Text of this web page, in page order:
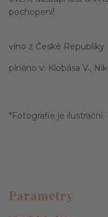
pochopení!
víno z České Republiky
plněno v: Klobása V.,
*Fotografie je ilustrační.
Parametry